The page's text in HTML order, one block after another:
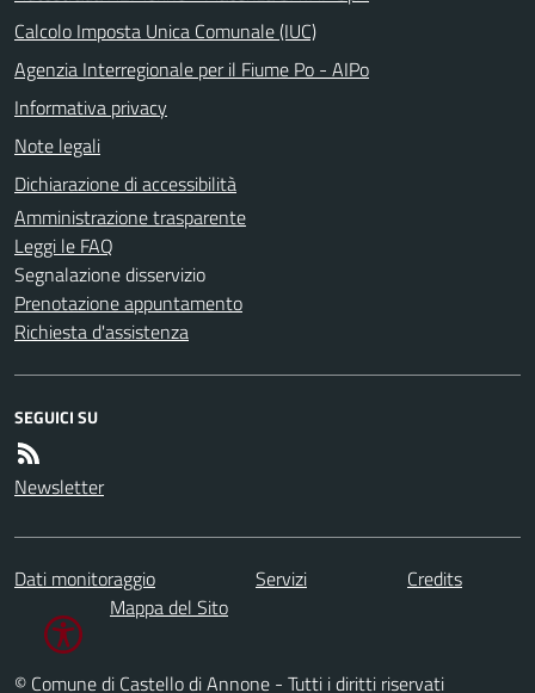
Calcolo Imposta Unica Comunale (IUC)
Agenzia Interregionale per il Fiume Po - AIPo
Informativa privacy
Note legali
Dichiarazione di accessibilità
Amministrazione trasparente
Leggi le FAQ
Segnalazione disservizio
Prenotazione appuntamento
Richiesta d'assistenza
SEGUICI SU
Newsletter
Dati monitoraggio Servizi
Credits
Mappa del Sito
© Comune di Castello di Annone - Tutti i diritti riservati